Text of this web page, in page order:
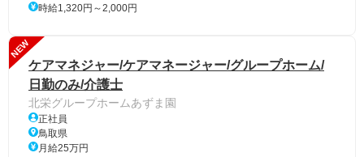
時給1,320円～2,000円
NEW
ケアマネジャー/ケアマネージャー/グループホーム/
日勤のみ/介護士
北栄グループホームあずま園
正社員
鳥取県
月給25万円